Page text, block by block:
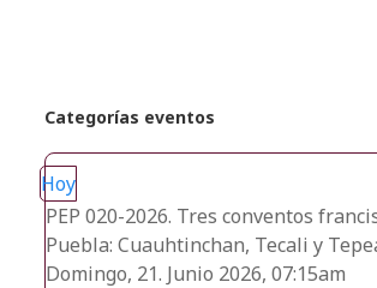
Categorías eventos
Hoy
PEP 020-2026. Tres conventos
Puebla: Cuauhtinchan, Tecali y
Domingo, 21. Junio 2026, 07:15am